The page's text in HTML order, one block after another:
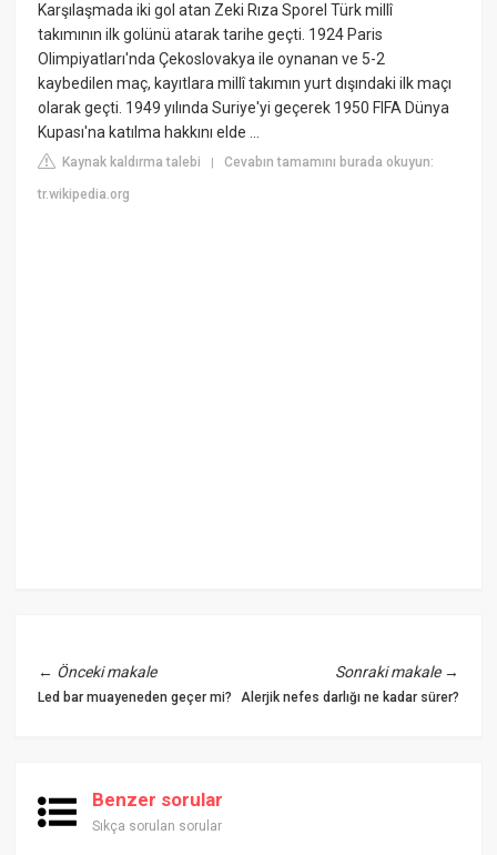
Karşılaşmada iki gol atan Zeki Rıza Sporel Türk millî
takımının ilk golünü atarak tarihe geçti. 1924 Paris
Olimpiyatları'nda Çekoslovakya ile oynanan ve 5-2
kaybedilen maç, kayıtlara millî takımın yurt dışındaki ilk maçı
olarak geçti. 1949 yılında Suriye'yi geçerek 1950 FIFA Dünya
Kupası'na katılma hakkını elde ...
Kaynak kaldırma talebi |Cevabın tamamını burada okuyun:
tr.wikipedia.org
← Önceki makale
Led bar muayeneden geçer mi?
Sonraki makale→
Alerjik nefes darlığı ne kadar sürer?
Benzer sorular
Sıkça sorulan sorular